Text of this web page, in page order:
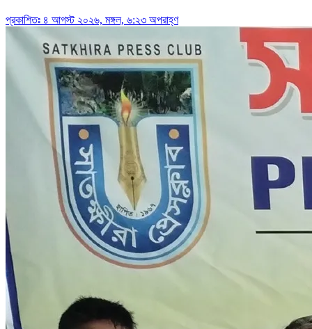
প্রকাশিতঃ ৪ আগস্ট ২০২৬, মঙ্গল, ৬:২৩ অপরাহ্ণ